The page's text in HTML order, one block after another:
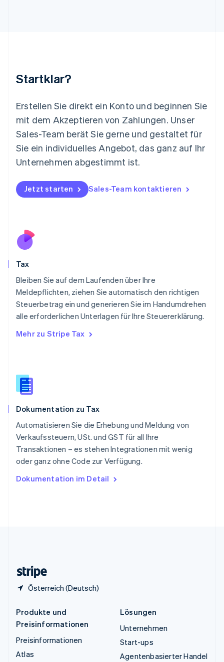
Startklar?
Erstellen Sie direkt ein Konto und beginnen Sie
mit dem Akzeptieren von Zahlungen. Unser
Sales-Team berät Sie gerne und gestaltet für
Sie ein individuelles Angebot, das ganz auf Ihr
Unternehmen abgestimmt ist.
Jetzt starten Sales-Team kontaktieren
Tax
Bleiben Sie auf dem Laufenden über Ihre
Meldepflichten, ziehen Sie automatisch den richtigen
Steuerbetrag ein und generieren Sie im Handumdrehen
alle erforderlichen Unterlagen für Ihre Steuererklärung.
Mehr zu Stripe Tax
Dokumentation zu Tax
Automatisieren Sie die Erhebung und Meldung von
Verkaufssteuern, USt. und GST für all Ihre
Transaktionen – es stehen Integrationen mit wenig
oder ganz ohne Code zur Verfügung.
Dokumentation im Detail
Österreich (Deutsch)
English简体中文
English
Mexiko
Español English
Neuseeland
English
NederlandsEnglish
English
Österreich
Portugal
Português
Schweden
Schweiz
DeutschFrançaisItalianoEnglish
Singapur
Slowakei
Sonderverwaltungsregion Hongkong,
China
Spanien
EspañolEnglish
Thailand
Tschechische Republik
English
English
Produkte und
Preisinformationen
Preisinformationen
Atlas
Lösungen
Unternehmen
Start-ups
Agentenbasierter Handel